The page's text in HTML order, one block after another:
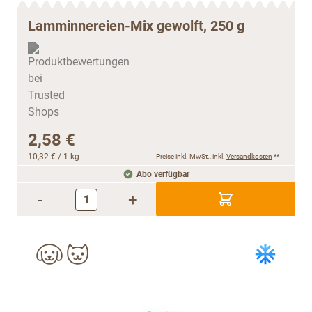
Lamminnereien-Mix gewolft, 250 g
2,58 €
10,32 € / 1 kg Preise inkl. MwSt., inkl. Versandkosten **
Abo verfügbar
- +